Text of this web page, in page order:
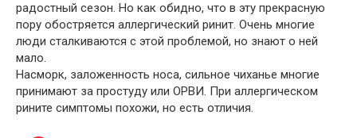
радостный сезон. Но как обидно, что в эту прекрасную
пору обостряется аллергический ринит. Очень многие
люди сталкиваются с этой проблемой, но знают о ней
мало.
Насморк, заложенность носа, сильное чиханье многие
принимают за простуду или ОРВИ. При аллергическом
рините симптомы похожи, но есть отличия.